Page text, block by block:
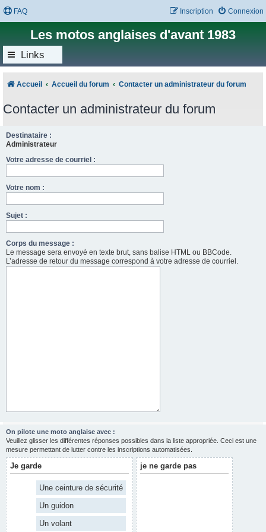
FAQ Connexion
Inscription
Les motos anglaises d'avant 1983
Links
Accueil Accueil du forum Contacter un administrateur du forum
Contacter un administrateur du forum
Destinataire :
Administrateur
Votre adresse de courriel :
Votre nom :
Sujet :
Corps du message :
Le message sera envoyé en texte brut, sans balise HTML ou BBCode.
L’adresse de retour du message correspond à votre adresse de courriel.
On pilote une moto anglaise avec :
Veuillez glisser les différentes réponses possibles dans la liste appropriée. Ceci est une
mesure permettant de lutter contre les inscriptions automatisées.
Je garde
Une ceinture de sécurité
Un guidon
Un volant
je ne garde pas